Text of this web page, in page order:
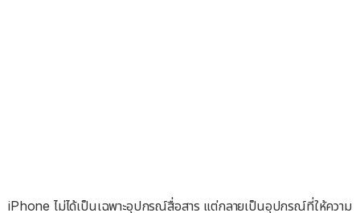
iPhone ไม่ได้เป็นเฉพาะอุปกรณ์สื่อสาร แต่กลายเป็นอุปกรณ์ที่ให้ความ